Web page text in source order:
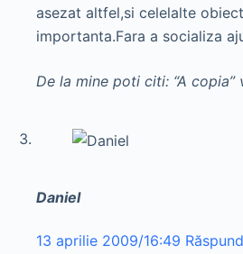
asezat altfel,si celelalte
importanta.Fara a socializa
De la mine poti citi: “A copia”
Daniel
13 aprilie 2009/16:49